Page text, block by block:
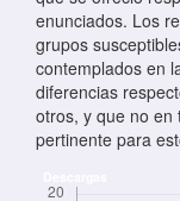
enunciados. Los
grupos
contemplados en
diferencias
otros, y que no en
pertinente para